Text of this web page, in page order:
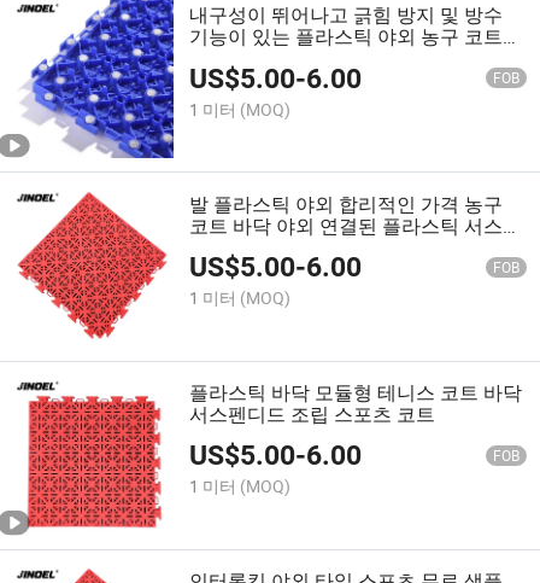
내구성이 뛰어나고 긁힘 방지 및 방수
기능이 있는 플라스틱 야외 농구 코트
US$5.00-6.00 FOB
1 미터 (MOQ)
발 플라스틱 야외 합리적인 가격 농구
코트 바닥 야외 연결된 플라스틱 서스펜
디드 바닥
US$5.00-6.00 FOB
1 미터 (MOQ)
플라스틱 바닥 모듈형 테니스 코트 바닥
서스펜디드 조립 스포츠 코트
US$5.00-6.00 FOB
1 미터 (MOQ)